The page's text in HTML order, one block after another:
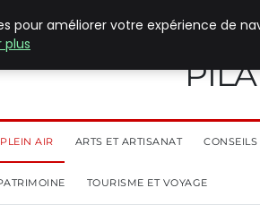
AIR ARTS ET ARTISANAT
TOURISME ET VOYAGE
pour améliorer votre expérience de
plus